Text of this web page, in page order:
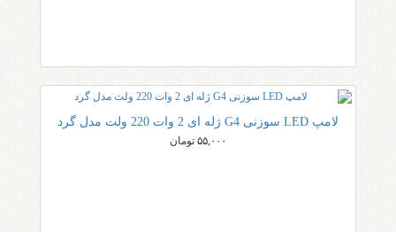
لامپ LED سوزنی G4 ژله ای 2 وات 220 ولت مدل گرد
۵۵,۰۰۰ تومان